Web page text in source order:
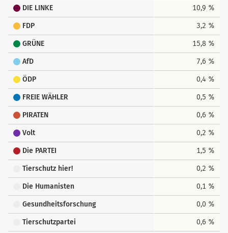
DIE LINKE 10,9 %
FDP 3,2 %
GRÜNE 15,8 %
AfD 7,6 %
ÖDP 0,4 %
FREIE WÄHLER 0,5 %
PIRATEN 0,6 %
Volt 0,2 %
Die PARTEI 1,5 %
Tierschutz hier! 0,2 %
Die Humanisten 0,1 %
Gesundheitsforschung 0,0 %
Tierschutzpartei 0,6 %